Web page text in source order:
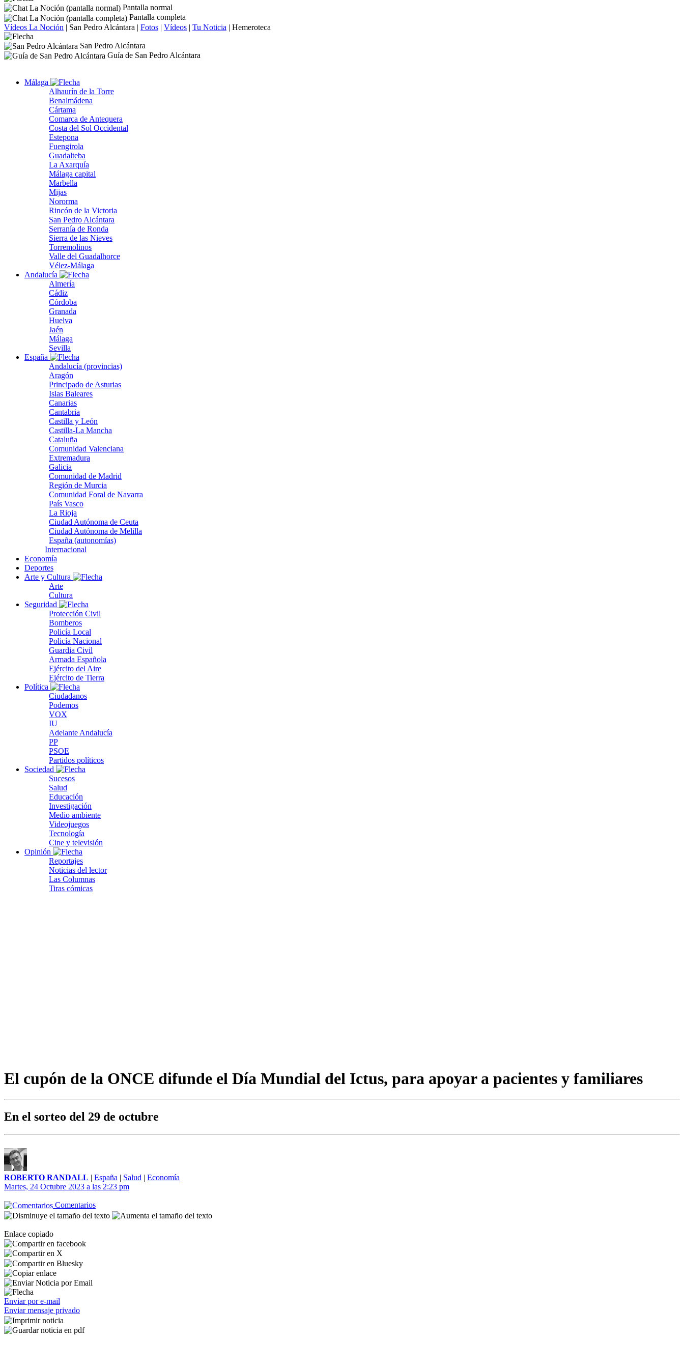
Pantalla normal
Pantalla completa
Vídeos La Noción | San Pedro Alcántara | Fotos | Vídeos | Tu Noticia | Hemeroteca
San Pedro Alcántara
Guía de San Pedro Alcántara
Málaga
Alhaurín de la Torre
Benalmádena
Cártama
Comarca de Antequera
Costa del Sol Occidental
Estepona
Fuengirola
Guadalteba
La Axarquía
Málaga capital
Marbella
Mijas
Nororma
Rincón de la Victoria
San Pedro Alcántara
Serranía de Ronda
Sierra de las Nieves
Torremolinos
Valle del Guadalhorce
Vélez-Málaga
Andalucía
Almería
Cádiz
Córdoba
Granada
Huelva
Jaén
Málaga
Sevilla
España
Andalucía (provincias)
Aragón
Principado de Asturias
Islas Baleares
Canarias
Cantabria
Castilla y León
Castilla-La Mancha
Cataluña
Comunidad Valenciana
Extremadura
Galicia
Comunidad de Madrid
Región de Murcia
Comunidad Foral de Navarra
País Vasco
La Rioja
Ciudad Autónoma de Ceuta
Ciudad Autónoma de Melilla
España (autonomías)
Internacional
Economía
Deportes
Arte y Cultura
Arte
Cultura
Seguridad
Protección Civil
Bomberos
Policía Local
Policía Nacional
Guardia Civil
Armada Española
Ejército del Aire
Ejército de Tierra
Política
Ciudadanos
Podemos
VOX
IU
Adelante Andalucía
PP
PSOE
Partidos políticos
Sociedad
Sucesos
Salud
Educación
Investigación
Medio ambiente
Videojuegos
Tecnología
Cine y televisión
Opinión
Reportajes
Noticias del lector
Las Columnas
Tiras cómicas
El cupón de la ONCE difunde el Día Mundial del Ictus, para apoyar a pacientes y familiares
En el sorteo del 29 de octubre
ROBERTO RANDALL | España | Salud | Economía
Martes, 24 Octubre 2023 a las 2:23 pm
Comentarios
Enlace copiado
Enviar por e-mail
Enviar mensaje privado